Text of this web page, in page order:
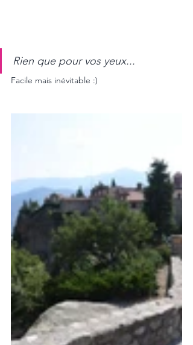
Rien que pour vos yeux...
Facile mais inévitable :)